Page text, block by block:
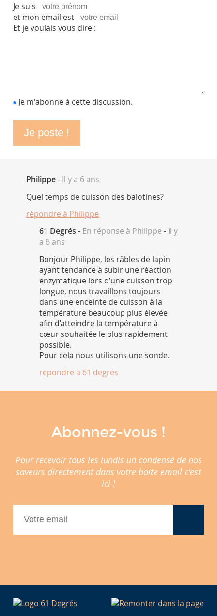
Je suis
et mon email est
Et je voulais vous dire :
Je m'abonne à cette discussion.
Philippe- Il y a 6 ans
Quel temps de cuisson des balotines?
répondre à Philippe
61 Degrés - En réponse à Philippe - Il y
a 6 ans
Bonjour Philippe, les râbles de lapin
ayant tendance à subir une réaction
enzymatique lors d’une cuisson trop
longue, nous travaillons toujours
dans une enceinte de cuisson à la
température beaucoup plus élevée
afin d’atteindre la température à
cœur souhaitée le plus rapidement
possible.
Pour cela nous utilisons une sonde.
répondre à 61 degrés
Abonnez-vous !
Pour recevoir tous les lundis un condensé de nos
saveurs directement dans votre boite email c'est
ici !